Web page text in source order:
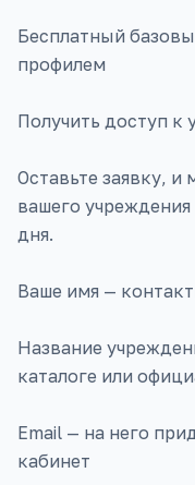
Бесплатный
профилем
Получить доступ к
Оставьте заявку,
вашего учреждения
дня.
Ваше имя —
Название
каталоге или
Email — на него
кабинет